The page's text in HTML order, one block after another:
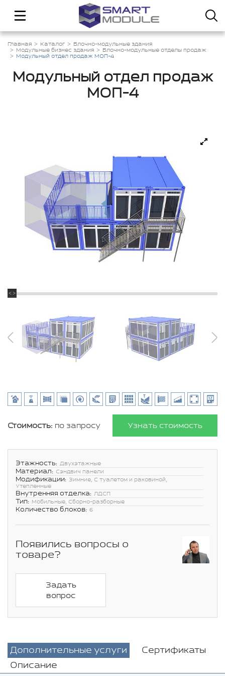
Главная Каталог
Блочно-модульные здания
Модульные бизнес здания
Блочно-модульные отделы продаж
Модульный отдел продаж МОП-4
Модульный отдел продаж
МОП-4
Стоимость: по запросу Узнать стоимость
Этажность: Двухэтажные
Материал: Сэндвич панели
Модификации: Зимние, С туалетом и раковиной,
Утепленные
Внутренняя отделка: ЛДСП
Тип: Мобильные, Сборно-разборные
Количество блоков: 6
Появились вопросы о
товаре?
Задать
вопрос
Дополнительные услуги
Сертификаты
Описание